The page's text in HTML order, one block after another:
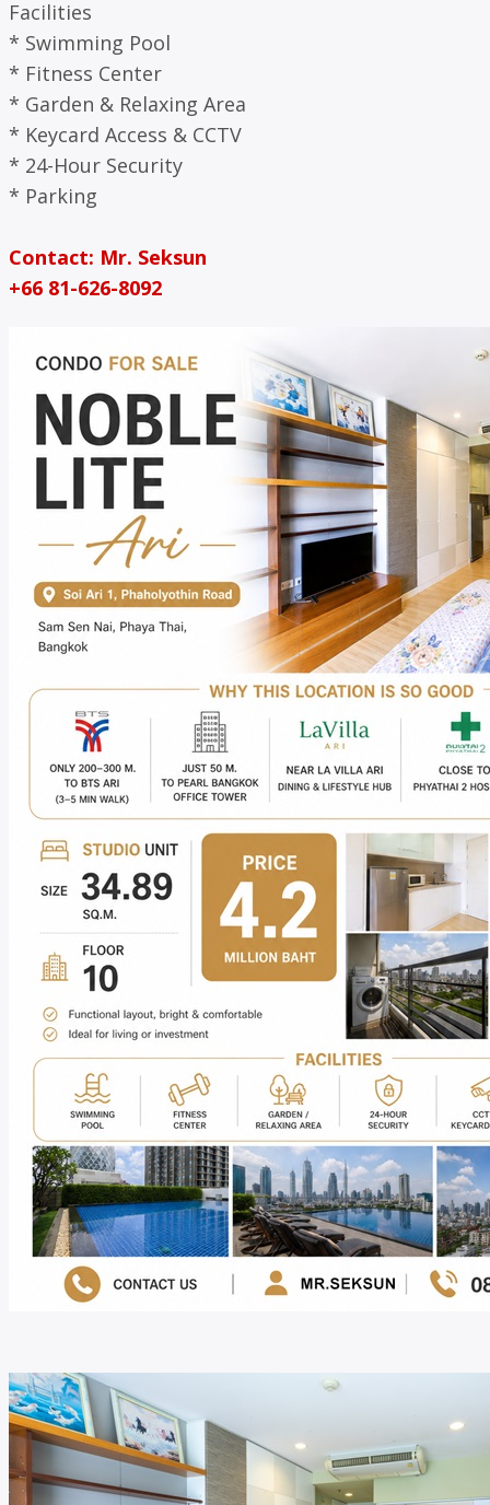
Facilities
* Swimming Pool
* Fitness Center
* Garden & Relaxing Area
* Keycard Access & CCTV
* 24-Hour Security
* Parking
Contact: Mr. Seksun
+66 81-626-8092